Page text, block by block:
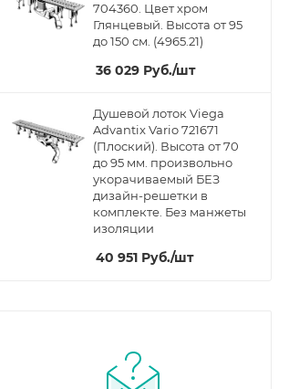
704360. Цвет хром
Глянцевый. Высота от 95
до 150 см. (4965.21)
36 029 Руб./шт
Душевой лоток Viega
Advantix Vario 721671
(Плоский). Высота от 70
до 95 мм. произвольно
укорачиваемый БЕЗ
дизайн-решетки в
комплекте. Без манжеты
изоляции
40 951 Руб./шт